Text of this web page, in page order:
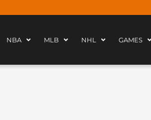
NBA MLB NHL GAMES